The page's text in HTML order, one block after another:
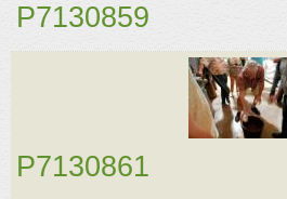
P7130859
P7130861